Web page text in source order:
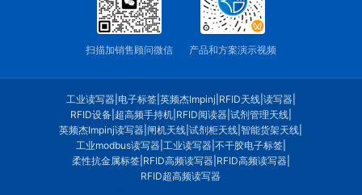
扫描加销售顾问微信 产品和方案演示视频
工业读写器| 电子标签| 英频杰Impinj RFID天线| 读写器|
RFID设备| 超高频手持机| RFID阅读器| 试剂管理天线|
英频杰Impinj读写器 |闸机天线 |试剂柜天线 |智能货架天线
工业modbus读写器| 工业读写器| 不干胶电子标签|
柔性抗金属标签| RFID高频读写器| RFID高频读写器|
RFID超高频读写器